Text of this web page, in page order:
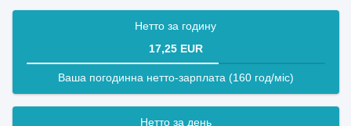
Нетто за годину
17,25 EUR
Ваша погодинна нетто-зарплата (160 год/міс)
Нетто за день